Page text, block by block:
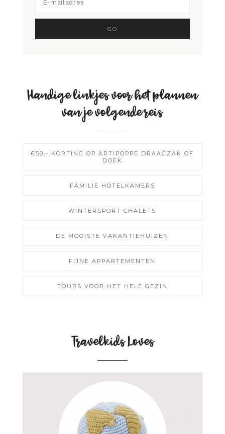
Handige linkjes voor het plannen
van je volgende reis
€50,- KORTING OP ARTIPOPPE DRAAGZAK OF
DOEK
FAMILIE HOTELKAMERS
WINTERSPORT CHALETS
DE MOOISTE VAKANTIEHUIZEN
FIJNE APPARTEMENTEN
TOURS VOOR HET HELE GEZIN
Travelkids Loves